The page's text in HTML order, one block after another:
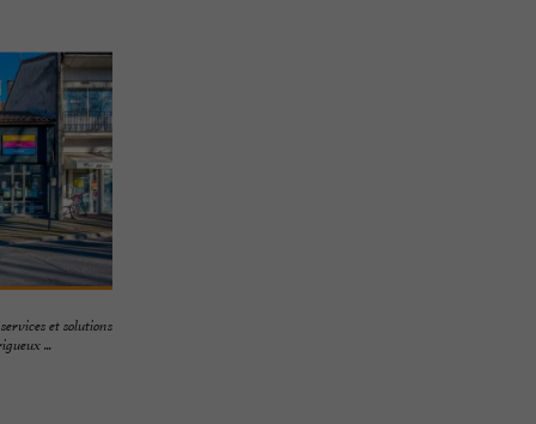
et solutions
...